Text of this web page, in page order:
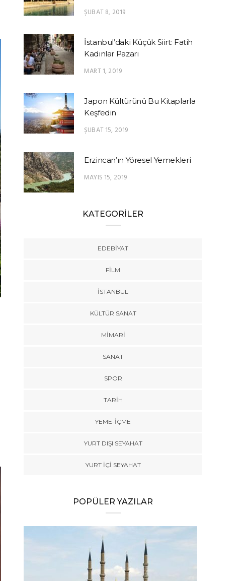
ŞUBAT 8, 2019
İstanbul’daki Küçük Siirt: Fatih
Kadınlar Pazarı
MART 1, 2019
Japon Kültürünü Bu Kitaplarla
Keşfedin
ŞUBAT 15, 2019
Erzincan’ın Yöresel Yemekleri
MAYIS 15, 2019
KATEGORİLER
EDEBIYAT
FILM
İSTANBUL
KÜLTÜR SANAT
MIMARI
SANAT
SPOR
TARİH
YEME-İÇME
YURT DIŞI SEYAHAT
YURT İÇİ SEYAHAT
POPÜLER YAZILAR